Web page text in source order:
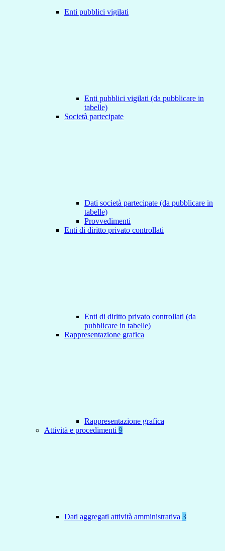
Enti pubblici vigilati
Enti pubblici vigilati (da pubblicare in
tabelle)
Società partecipate
Dati società partecipate (da pubblicare in
tabelle)
Provvedimenti
Enti di diritto privato controllati
Enti di diritto privato controllati (da
pubblicare in tabelle)
Rappresentazione grafica
Rappresentazione grafica
Attività e procedimenti 9
Dati aggregati attività amministrativa 3